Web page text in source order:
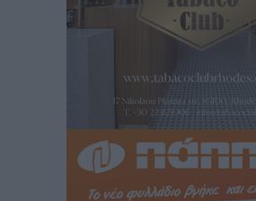
Μαστιχάρι – Αναποδογύρισε όχημα
“Η Ευρώπη αντιμετώπιζε το
τρόμου” – Η συγκλονιστική
Γιασιράνη στον RV για τα
Σύμφωνο της Λέρου
Τοπικές Ειδήσεις• πριν 8 ώρες